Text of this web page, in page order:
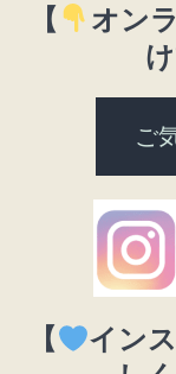
【
オン
ご
【
イン